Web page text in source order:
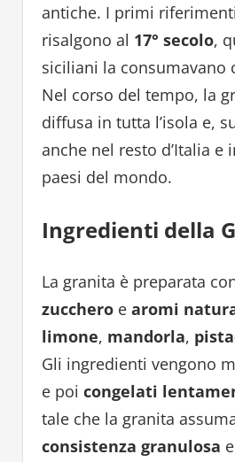
antiche. I primi
risalgono al 17° secolo,
siciliani la consumavano
Nel corso del tempo, la
diffusa in tutta l’isola e,
anche nel resto d’Italia e
paesi del mondo.
Ingredienti della
La granita è preparata
zuccheroe aromi
limone, mandorla,
Gli ingredienti vengono
e poi congelati
tale che la granita
consistenza granulosa e